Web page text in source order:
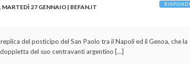
27 GENNAIO | BEFAN.IT
del posticipo del San Paolo tra il Napoli ed il Genoa, che la
del suo centravanti argentino […]
RISPONDI